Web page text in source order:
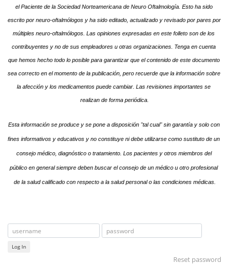
el Paciente de la Sociedad Norteamericana de Neuro Oftalmología. Esto ha sido
escrito por neuro-oftalmólogos y ha sido editado, actualizado y revisado por pares por
múltiples neuro-oftalmólogos. Las opiniones expresadas en este folleto son de los
contribuyentes y no de sus empleadores u otras organizaciones. Tenga en cuenta
que hemos hecho todo lo posible para garantizar que el contenido de este documento
sea correcto en el momento de la publicación, pero recuerde que la información sobre
la afección y los medicamentos puede cambiar. Las revisiones importantes se
realizan de forma periódica.
Esta información se produce y se pone a disposición "tal cual" sin garantía y solo con
fines informativos y educativos y no constituye ni debe utilizarse como sustituto de un
consejo médico, diagnóstico o tratamiento. Los pacientes y otros miembros del
público en general siempre deben buscar el consejo de un médico u otro profesional
de la salud calificado con respecto a la salud personal o las condiciones médicas.
Log In
Reset password